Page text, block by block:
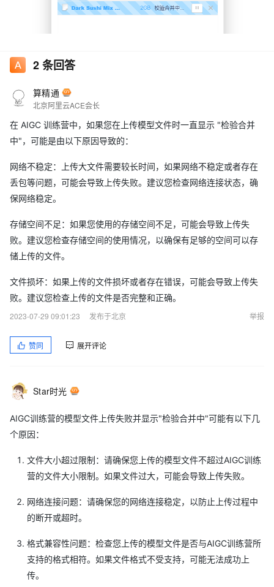
2条回答
算精通
北京阿里云ACE会长
在 AIGC 训练营中，如果您在上传模型文件时一直显示 "检验合并
中"，可能是由以下原因导致的：
网络不稳定：上传大文件需要较长时间，如果网络不稳定或者存在
丢包等问题，可能会导致上传失败。建议您检查网络连接状态，确
保网络稳定。
存储空间不足：如果您使用的存储空间不足，可能会导致上传失
败。建议您检查存储空间的使用情况，以确保有足够的空间可以存
储上传的文件。
文件损坏：如果上传的文件损坏或者存在错误，可能会导致上传失
败。建议您检查上传的文件是否完整和正确。
2023-07-29 09:01:23
发布于北京 举报
赞同 展开评论
Star时光
AIGC训练营的模型文件上传失败并显示"检验合并中"可能有以下几
个原因：
文件大小超过限制：请确保您上传的模型文件不超过AIGC训练
营的文件大小限制。如果文件过大，可能会导致上传失败。
网络连接问题：请确保您的网络连接稳定，以防止上传过程中
的断开或超时。
格式兼容性问题：检查您上传的模型文件是否与AIGC训练营所
支持的格式相符。如果文件格式不受支持，可能无法成功上
传。